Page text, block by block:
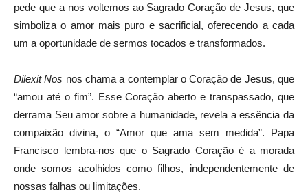
pede que a nos voltemos ao Sagrado Coração de Jesus, que
simboliza o amor mais puro e sacrificial, oferecendo a cada
um a oportunidade de sermos tocados e transformados.
Dilexit Nos nos chama a contemplar o Coração de Jesus, que
“amou até o fim”. Esse Coração aberto e transpassado, que
derrama Seu amor sobre a humanidade, revela a essência da
compaixão divina, o “Amor que ama sem medida”. Papa
Francisco lembra-nos que o Sagrado Coração é a morada
onde somos acolhidos como filhos, independentemente de
nossas falhas ou limitações.